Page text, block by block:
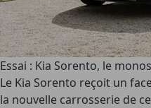
Essai : Kia Sorento, le
Le Kia Sorento reçoit un
la nouvelle carrosserie de